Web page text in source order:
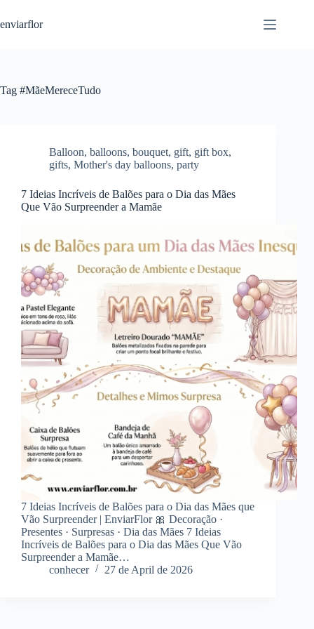
k
c
enviarflor
Tag #MãeMereceTudo
Balloon, balloons, bouquet, gift, gift box,
gifts, Mother's day balloons, party
7 Ideias Incríveis de Balões para o Dia das Mães
Que Vão Surpreender a Mamãe
7 Ideias Incríveis de Balões para o Dia das Mães que
Vão Surpreender | EnviarFlor 🎀 Decoração ·
Presentes · Surpresas · Dia das Mães 7 Ideias
Incríveis de Balões para o Dia das Mães Que Vão
Surpreender a Mamãe…
conhecer
27 de April de 2026